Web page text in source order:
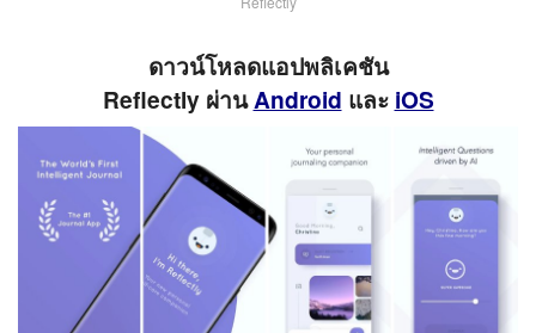
ดาวน์โหลดแอปพลิเคชัน
Reflectly ผ่านAndroid และ iOS